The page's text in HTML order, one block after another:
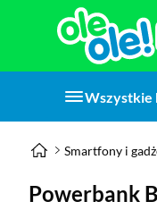
Wszystkie
Smartfony i
Powerbank